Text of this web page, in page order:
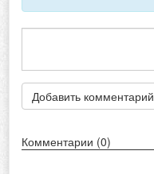
Добавить комментарий
Комментарии (0)